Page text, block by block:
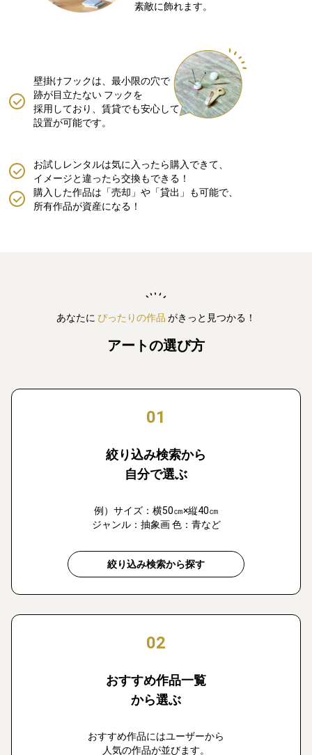
素敵に飾れます。
壁掛けフックは、最小限の穴で
跡が目立たない フックを
採用しており、賃貸でも安心して
設置が可能です。
購入した作品は「売却」や「貸出」も可能で、
所有作品が資産になる！
お試しレンタルは気に入ったら購入できて、
イメージと違ったら交換もできる！
あなたに ぴったりの作品 がきっと見つかる！
アートの選び方
01
絞り込み検索から
自分で選ぶ
例）サイズ：横50㎝×縦40㎝
ジャンル：抽象画 色：青など
絞り込み検索から探す
02
おすすめ作品一覧
から選ぶ
おすすめ作品にはユーザーから
人気の作品が並びます。